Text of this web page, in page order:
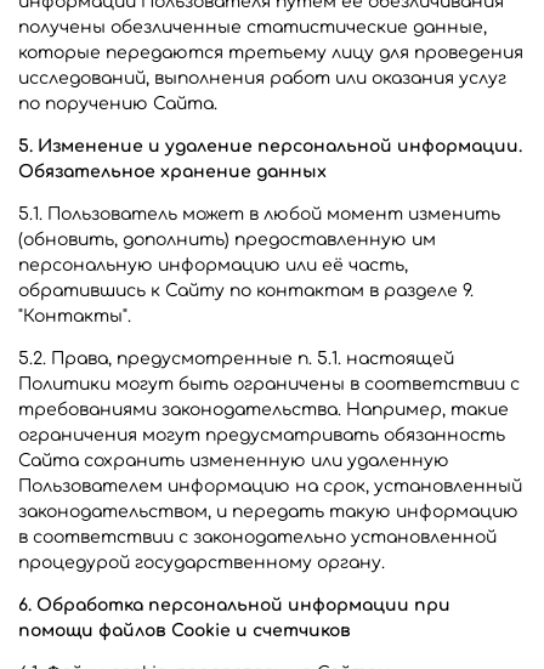
получены обезличенные статистические данные,
которые передаются третьему лицу для проведения
исследований, выполнения работ или оказания услуг
по поручению Сайта.
5. Изменение и удаление персональной информации.
Обязательное хранение данных
5.1. Пользователь может в любой момент изменить
(обновить, дополнить) предоставленную им
персональную информацию или её часть,
обратившись к Сайту по контактам в разделе 9.
"Контакты".
5.2. Права, предусмотренные п. 5.1. настоящей
Политики могут быть ограничены в соответствии с
требованиями законодательства. Например, такие
ограничения могут предусматривать обязанность
Сайта сохранить измененную или удаленную
Пользователем информацию на срок, установленный
законодательством, и передать такую информацию
в соответствии с законодательно установленной
процедурой государственному органу.
6. Обработка персональной информации при
помощи файлов Cookie и счетчиков